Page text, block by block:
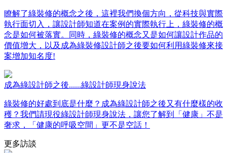
瞭解了綠裝修的概念之後，這裡我們換個方向，從科技與實際
執行面切入，讓設計師知道在案例的實際執行上，綠裝修的概
念是如何被落實。同時，綠裝修的概念又是如何讓設計作品的
價值增大，以及成為綠裝修設計師之後要如何利用綠裝修來接
案增加知名度!
成為綠設計師之後......綠設計師現身說法
綠裝修的好處到底是什麼？成為綠設計師之後又有什麼樣的收
穫？我們請現役綠設計師現身說法，讓您了解到「健康」不是
奢求，「健康的呼吸空間」更不是空話！
更多訪談